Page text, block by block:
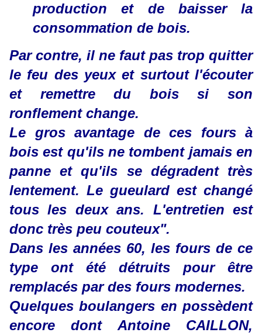
production et de baisser la
consommation de bois.
Par contre, il ne faut pas trop quitter
le feu des yeux et surtout l'écouter
et remettre du bois si son
ronflement change.
Le gros avantage de ces fours à
bois est qu'ils ne tombent jamais en
panne et qu'ils se dégradent très
lentement. Le gueulard est changé
tous les deux ans. L'entretien est
donc très peu couteux".
Dans les années 60, les fours de ce
type ont été détruits pour être
remplacés par des fours modernes.
Quelques boulangers en possèdent
encore dont Antoine CAILLON,